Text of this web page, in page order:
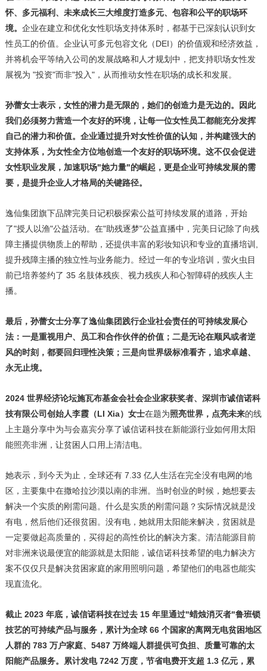
怀、多元福利、未来成长三大维度打造多元、包容和公平的职场环
境。 企业在建立和优化女性职场支持体系时，都基于已深刻认识到女
性员工的价值。企业认可多元包容文化（DEI）的价值观和经济效益，
并将机会平等纳入公司的发展战略和人才规划中，把支持职场女性发
展视为 "投资"而非"投入"，从而推动女性在职场的成长和发展。
孙蕾女士表示，女性的潜力是无限的，她们的创造力是无边的。因此
我们必须努力营造一个友好的环境，让每一位女性员工都能充分发挥
自己的潜力和价值。企业通过提升对女性价值的认知，并构建强大的
支持体系，为女性全方位地创造一个友好的职场环境。这不仅会促进
女性职业发展，加速职场"她力量"的崛起，更是企业可持续发展的需
要，是提升企业人才格局的关键路径。
逸仙集团旗下品牌完美日记积极探索公益可持续发展的道路，开始
了"授人以渔"公益活动。在"助残逐梦"公益直播中，完美日记除了向残
障主播提供物质上的帮助，还提供丰富的彩妆知识和专业的直播培训,
提升残障主播的独立性与业务能力。经过一年的专业培训，萤火虫目
前已培养签约了 35 名肢体残疾、视力残疾人和心智障碍的残疾人主
播。
最后，孙蕾女士分享了逸仙集团践行企业社会责任的可持续发展心
法：一是重视用户、员工和合作伙伴的价值；二是无论在顺风或者逆
风的时刻，都要回归理性决策；三是向世界级标准看齐，追求卓越、
永无止境。
2024 世界经济论坛施瓦布基金会社会企业家获奖者、深圳市诚信诺科
技有限公司创始人李霞（LI Xia）女士在题为照亮世界，点亮未来的线
上主题分享中为与会嘉宾分享了诚信诺科技在新能源行业如何用太阳
能照亮非洲，让贫困人口用上清洁电。
她表示，到今天为止，全球还有 7.33 亿人生活在完全没有电网的地
区，主要集中在撒哈拉沙漠以南的非洲。当时创业的时候，她想要去
解决一个实质的刚需问题。什么是实质的刚需问题？实际情况就是没
有电，然后他们还很贫困。没有电，她就用太阳能来解决，贫困就是
一定要做起高质量的，买得起的高性价比的解决方案。清洁能源目前
对非洲来说最便宜的能源就是太阳能，诚信诺科技希望的电力解决方
案不仅仅只是解决贫困家庭的家用照明问题，希望他们的电器也能实
现直流化。
截止 2023 年底，诚信诺科技在过去 15 年里通过"蜡烛消灭者"鲁班锁
技艺的可持续产品与服务，累计为全球 66 个国家的离网无电贫困地区
人群的 783 万户家庭、5487 万终端人群提供可负担、质量可靠的太
阳能产品服务。累计发电 7242 万度，节省电费开支超 1.3 亿元，累